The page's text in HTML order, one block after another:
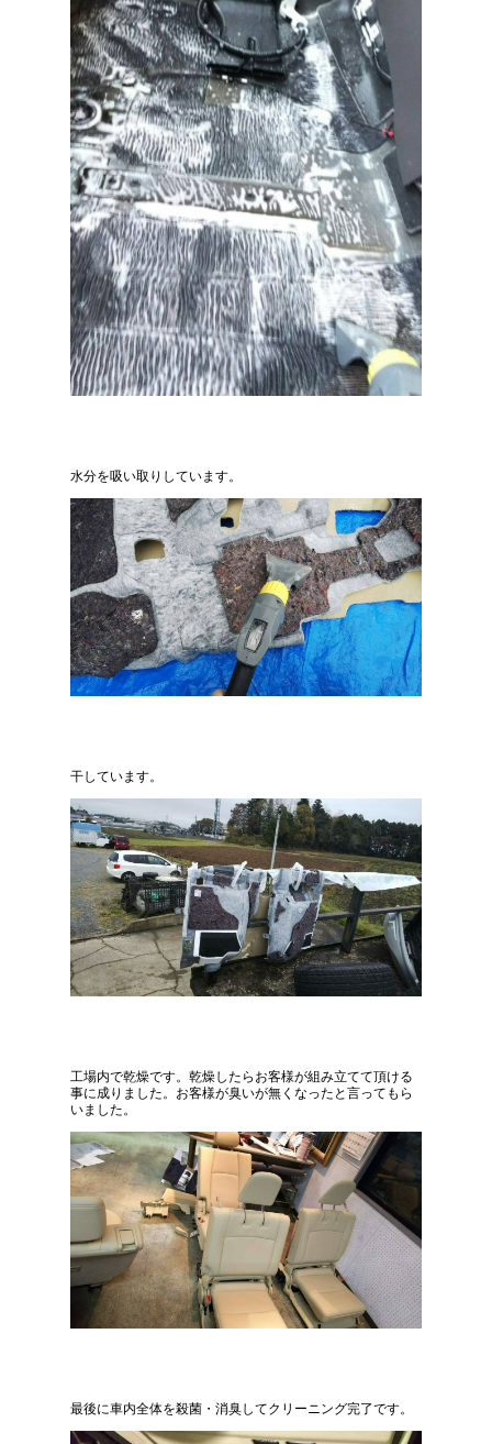
水分を吸い取りしています。
干しています。
工場内で乾燥です。乾燥したらお客様が組み立てて頂ける
事に成りました。お客様が臭いが無くなったと言ってもら
いました。
最後に車内全体を殺菌・消臭してクリーニング完了です。